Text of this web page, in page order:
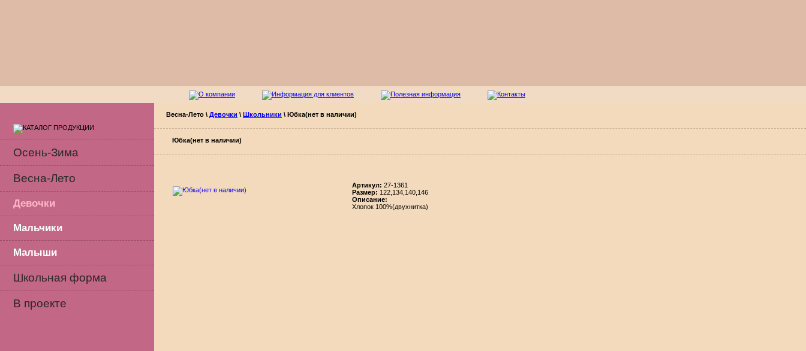
Осень-Зима
Весна-Лето
Девочки
Мальчики
Малыши
Школьная форма
В проекте
Весна-Лето \ Девочки \ Школьники \ Юбка(нет в наличии)
Юбка(нет в наличии)
Aртикул: 27-1361
Размер: 122,134,140,146
Описание:
Хлопок 100%(двухнитка)